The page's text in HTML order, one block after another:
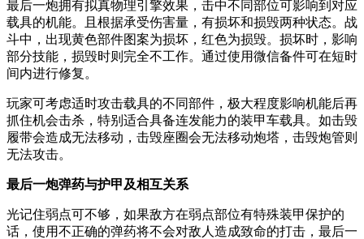
最后一炮拥有拟真物理引擎效果，击中不同部位可影响到对应
载具的机能。且根据承受伤害量，有损坏和损毁两种状态。战
斗中，出现黄色部件图案为损坏，红色为损毁。损坏时，影响
部分技能，损毁时则完全不工作。通过使用微信备件可在短时
间内进行修复。
玩家可考虑适时攻击载具的不同部件，极大程度影响机能后再
抓住机会击杀，特别适合具备连发能力的装甲车载具。如击毁
履带会造成无法移动，击毁座圈会无法移动炮塔，击毁炮管则
无法攻击。
最后一炮弹药与护甲及相互关系
光记住弱点可不够，如果敌方在弱点部位有特殊装甲保护的
话，使用不正确的弹药将不会对敌人造成致命的打击，最后一